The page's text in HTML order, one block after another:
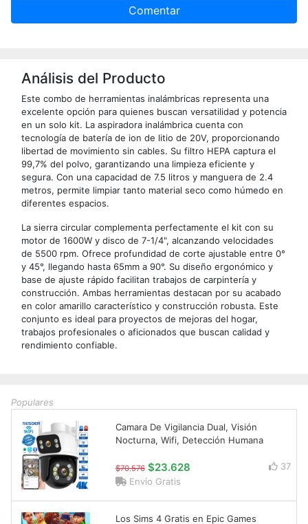
Comentar
Análisis del Producto
Este combo de herramientas inalámbricas representa una
excelente opción para quienes buscan versatilidad y potencia
en un solo kit. La aspiradora inalámbrica cuenta con
tecnología de batería de ion de litio de 20V, proporcionando
libertad de movimiento sin cables. Su filtro HEPA captura el
99,7% del polvo, garantizando una limpieza eficiente y
segura. Con una capacidad de 7.5 litros y manguera de 2.4
metros, permite limpiar tanto material seco como húmedo en
diferentes espacios.
La sierra circular complementa perfectamente el kit con su
motor de 1600W y disco de 7-1/4", alcanzando velocidades
de 5500 rpm. Ofrece profundidad de corte ajustable entre 0°
y 45°, llegando hasta 65mm a 90°. Su diseño ergonómico y
base de ajuste rápido facilitan trabajos de carpintería y
construcción. Ambas herramientas destacan por su acabado
en color amarillo característico y construcción robusta. Este
conjunto es ideal para proyectos de mejoras del hogar,
trabajos profesionales o aficionados que buscan calidad y
rendimiento confiable.
Populares
Camara De Vigilancia Dual, Visión
Nocturna, Wifi, Detección Humana
$70.576 $23.628
37
Envío Gratis
Los Sims 4 Gratis en Epic Games